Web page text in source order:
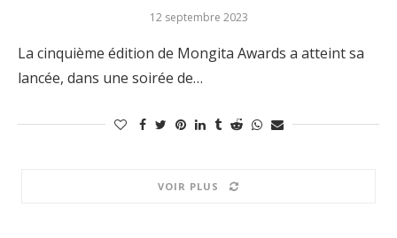
12 septembre 2023
La cinquième édition de Mongita Awards a atteint sa
lancée, dans une soirée de…
VOIR PLUS